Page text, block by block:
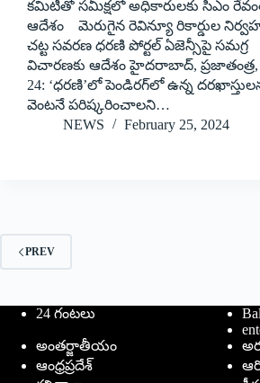
కమిటీతో సమీక్షలో అధికారులకు సిఎం
ఆదేశం మెరుగైన రెవిన్యూ రికార్డుల
చట్ట సవరణ ధరణి పోర్టల్‌ ఏజెన్సీపై సమగ్ర
విచారణకు ఆదేశం హైదరాబాద్‌, ప్రజాతంత్ర,
24: ‘ధరణి’లో పెండిరగ్‌లో ఉన్న
వెంటనే పరిష్కరించాలని…
NEWS
February 25, 2024
PREV
24 గంటలు
అంతర్జాతీయం
ఆంధ్రప్రదేశ్